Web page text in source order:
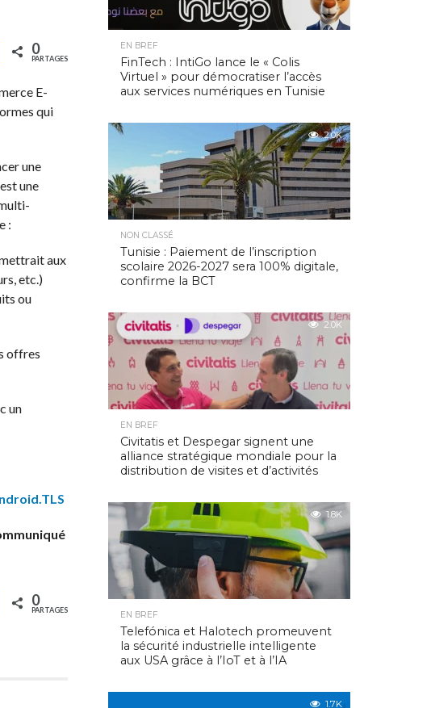
0
PARTAGES
E-
qui
une
une
:
aux
etc.)
ou
offres
un
0
PARTAGES
EN BREF
FinTech : IntiGo lance le « Colis
Virtuel » pour démocratiser l’accès
aux services numériques en Tunisie
2.0K
NON CLASSÉ
Tunisie : Paiement de l’inscription
scolaire 2026-2027 sera 100% digitale,
confirme la BCT
2.0K
EN BREF
Civitatis et Despegar signent une
alliance stratégique mondiale pour la
distribution de visites et d’activités
1.8K
EN BREF
Telefónica et Halotech promeuvent
la sécurité industrielle intelligente
aux USA grâce à l’IoT et à l’IA
1.7K